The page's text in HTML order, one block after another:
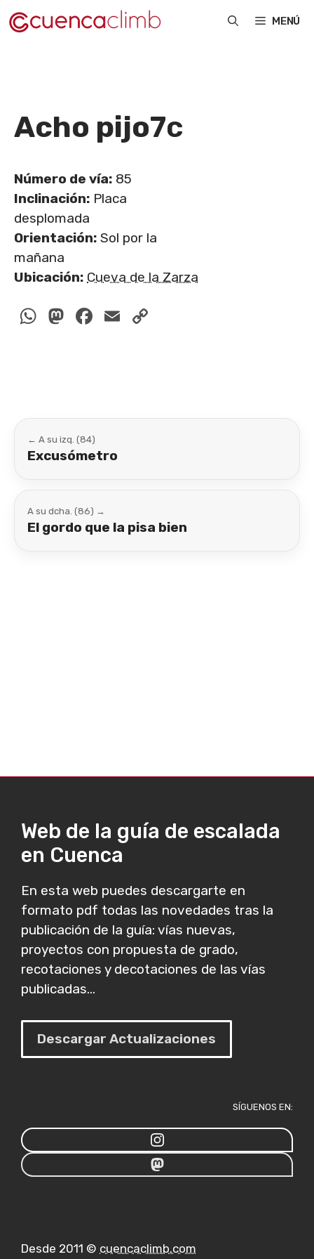
Saltar
al
MENÚ
Acho pijo7c
Número de vía: 85
Inclinación: Placa
desplomada
Orientación: Sol por la
mañana
Ubicación: Cueva de la Zarza
WhatsApp
Mastodon
Facebook
Email
← A su izq. (84)
Excusómetro
A su dcha. (86) →
El gordo que la pisa bien
Web de la guía de escalada
en Cuenca
En esta web puedes descargarte en
formato pdf todas las novedades tras la
publicación de la guía: vías nuevas,
proyectos con propuesta de grado,
recotaciones y decotaciones de las vías
publicadas...
Descargar Actualizaciones
SÍGUENOS EN:
Desde 2011 © cuencaclimb.com